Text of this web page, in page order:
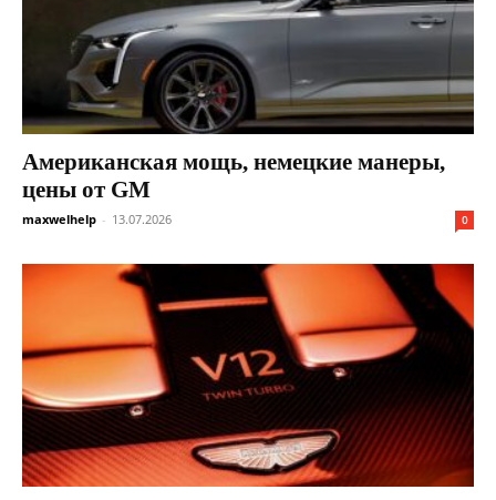
Американская мощь, немецкие манеры,
цены от GM
maxwelhelp - 13.07.2026 0